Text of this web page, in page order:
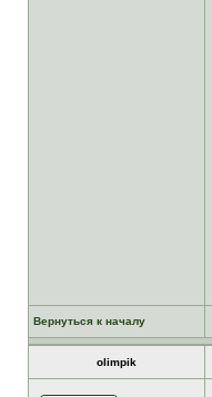
Вернуться к началу
olimpik